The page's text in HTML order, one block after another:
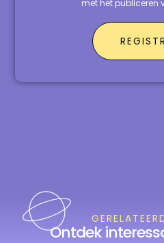
met het publiceren
Ontdek